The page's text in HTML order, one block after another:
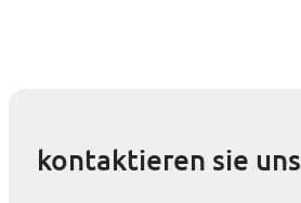
kontaktieren sie uns